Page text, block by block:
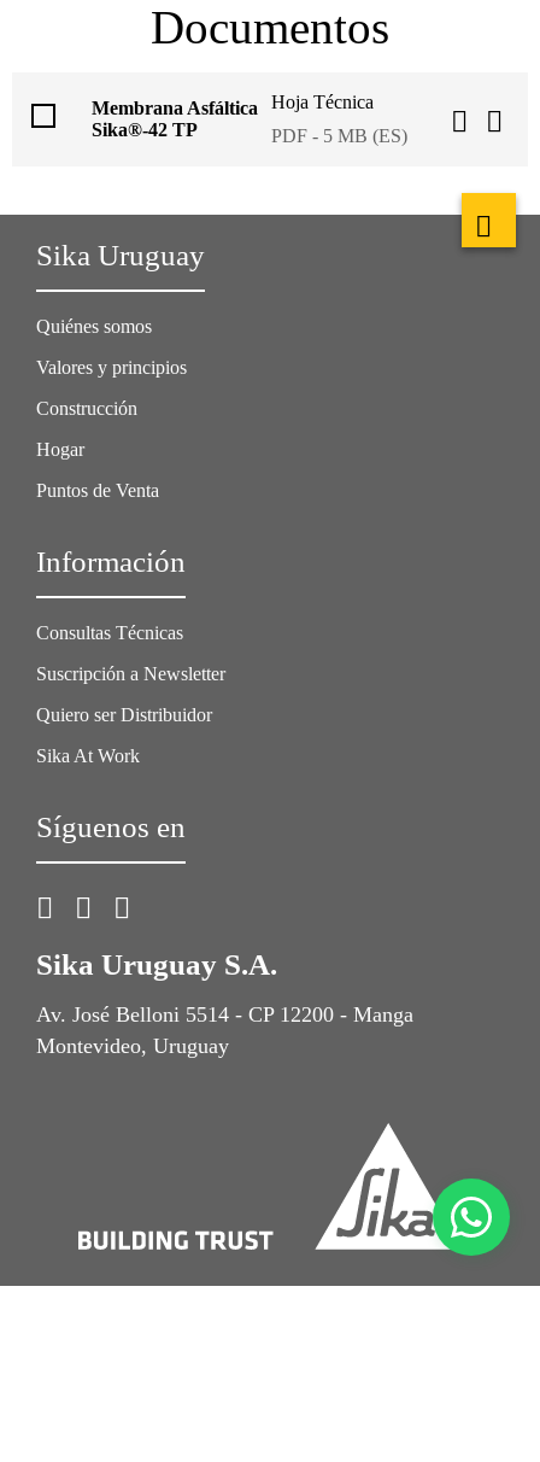
Documentos
Membrana Asfáltica
Sika®-42 TP
Hoja Técnica
PDF - 5 MB (ES)
Sika Uruguay
Quiénes somos
Valores y principios
Construcción
Hogar
Puntos de Venta
Información
Consultas Técnicas
Suscripción a Newsletter
Quiero ser Distribuidor
Sika At Work
Síguenos en
Sika Uruguay S.A.
Av. José Belloni 5514 - CP 12200 - Manga
Montevideo, Uruguay